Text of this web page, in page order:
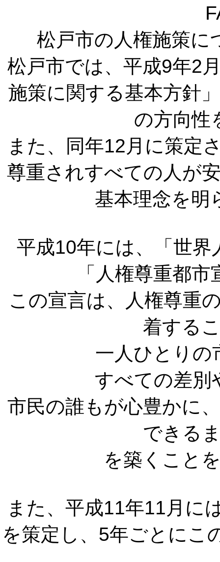
松戸市の人権施策に
松戸市では、平成9年2
施策に関する基本方針
の方向性
また、同年12月に策定
尊重されすべての人が
基本理念を明
平成10年には、「世
「人権尊重都
この宣言は、人権尊重
着する
一人ひとりの
すべての差別
市民の誰もが心豊かに
できる
を築くこと
また、平成11年11月に
を策定し、5年ごとにこ